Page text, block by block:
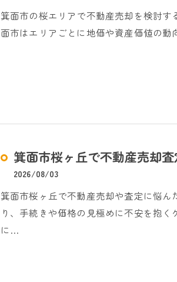
箕面市の桜エリアで不動産売却を検討
面市はエリアごとに地価や資産価値の
箕面市桜ヶ丘で不動産売却
2026/08/03
箕面市桜ヶ丘で不動産売却や査定に悩
り、手続きや価格の見極めに不安を抱
に…